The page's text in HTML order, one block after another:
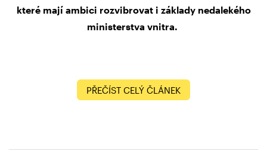
které mají ambici rozvibrovat i základy nedalekého
ministerstva vnitra.
PŘEČÍST CELÝ ČLÁNEK